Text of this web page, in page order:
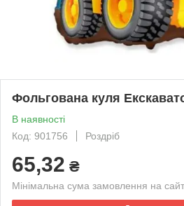
Фольгована куля
В наявності
Код: 901756
Роздріб
65,32 ₴
Мінімальна сума замовлення на